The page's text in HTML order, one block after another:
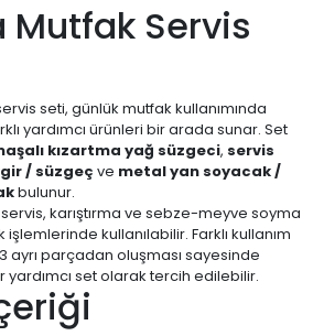
Mutfak Servis
seti, günlük mutfak kullanımında
yardımcı ürünleri bir arada sunar. Set
kızartma yağ süzgeci, servis
/ süzgeç ve metal yan soyacak /
bulunur.
karıştırma ve sebze-meyve soyma
kullanılabilir. Farklı kullanım
ayrı parçadan oluşması sayesinde
set olarak tercih edilebilir.